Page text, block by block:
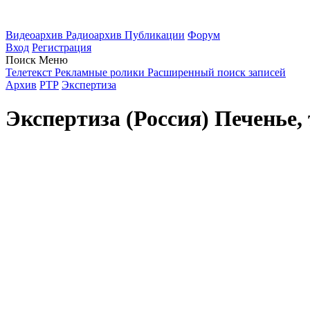
Видеоархив Радиоархив Публикации Форум
Вход Регистрация
Поиск Меню
Телетекст Рекламные ролики Расширенный поиск записей
Архив РТР Экспертиза
Экспертиза (Россия)